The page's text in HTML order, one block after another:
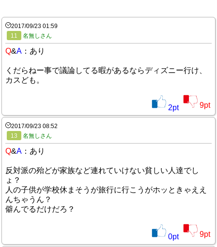
2017/09/23 01:59
11
名無しさん
Q&A ：あり
くだらねー事で議論してる暇があるならディズニー行け、
カスども。
2pt 9pt
2017/09/23 08:52
13
名無しさん
Q&A ：あり
反対派の殆どが家族など連れていけない貧しい人達でし
ょ？
人の子供が学校休まそうが旅行に行こうがホッときゃええ
んちゃうん？
僻んでるだけだろ？
0pt 9pt